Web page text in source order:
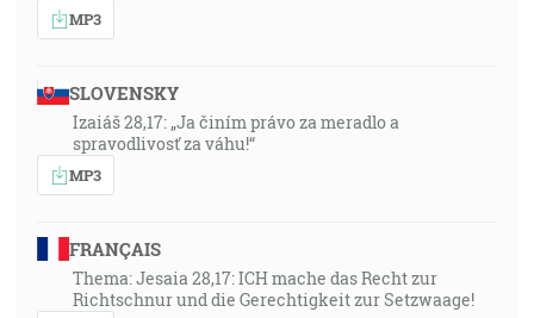
MP3
SLOVENSKY
Izaiáš 28,17: „Ja činím právo za meradlo a
spravodlivosť za váhu!“
MP3
FRANÇAIS
Thema: Jesaia 28,17: ICH mache das Recht zur
Richtschnur und die Gerechtigkeit zur Setzwaage!